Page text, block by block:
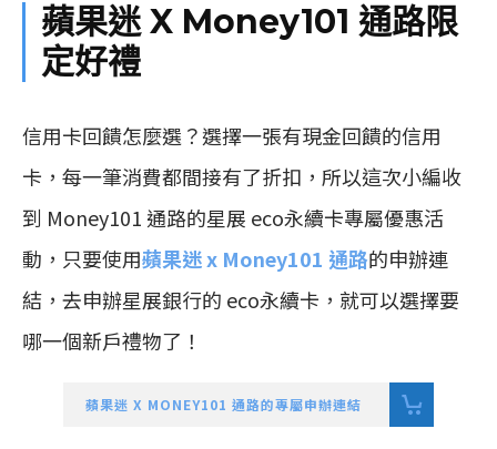
蘋果迷 X Money101 通路限
定好禮
信用卡回饋怎麼選？選擇一張有現金回饋的信用
卡，每一筆消費都間接有了折扣，所以這次小編收
到 Money101 通路的星展 eco永續卡專屬優惠活
動，只要使用蘋果迷 x Money101 通路的申辦連
結，去申辦星展銀行的 eco永續卡，就可以選擇要
哪一個新戶禮物了！
蘋果迷 X MONEY101 通路的專屬申辦連結